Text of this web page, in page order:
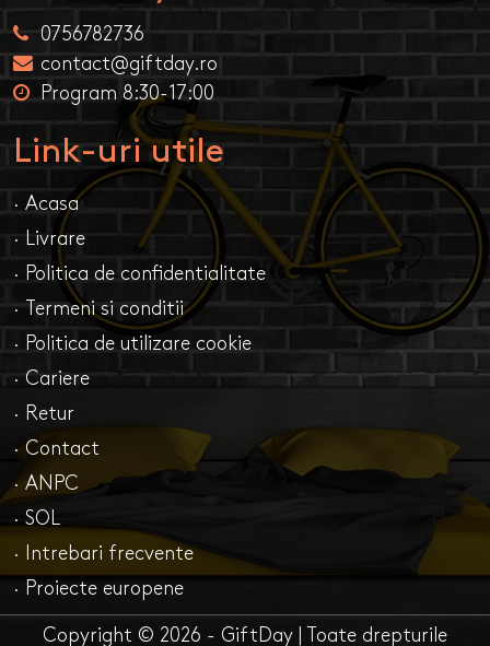
0756782736
contact@giftday.ro
Program 8:30-17:00
Link-uri utile
· Acasa
· Livrare
· Politica de confidentialitate
· Termeni si conditii
· Politica de utilizare cookie
· Cariere
· Retur
· Contact
· ANPC
· SOL
· Intrebari frecvente
· Proiecte europene
Copyright © 2026 - GiftDay | Toate drepturile